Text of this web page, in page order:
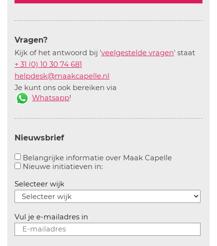
Vragen?
Kijk of het antwoord bij 'veelgestelde vragen' staat
+ 31 (0) 10 30 74 681
helpdesk@maakcapelle.nl
Je kunt ons ook bereiken via
Whatsapp!
Nieuwsbrief
Belangrijke informatie over Maak CapelleAanvinken
Nieuwe initiatieven in:Aanvinken om informatie over
Selecteer wijk
Vul je e-mailadres in